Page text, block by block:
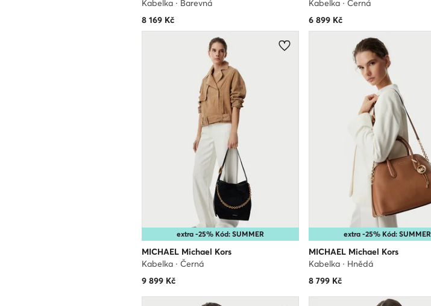
Kabelka · Barevná
8 169Kč
Kabelka · Černá
6 899Kč
extra -25% Kód: SUMMER
MICHAEL Michael Kors
Kabelka · Černá
9 899Kč
extra -25% Kód: SUMMER
MICHAEL Michael Kors
Kabelka · Hnědá
8 799Kč